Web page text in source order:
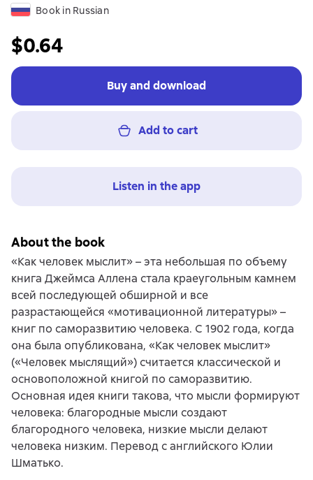
Book in Russian
$0.64
Buy and download
Add to cart
Listen in the app
About the book
«Как человек мыслит» – эта небольшая по объему
книга Джеймса Аллена стала краеугольным камнем
всей последующей обширной и все
разрастающейся «мотивационной литературы» –
книг по саморазвитию человека. С 1902 года, когда
она была опубликована, «Как человек мыслит»
(«Человек мыслящий») считается классической и
основоположной книгой по саморазвитию.
Основная идея книги такова, что мысли формируют
человека: благородные мысли создают
благородного человека, низкие мысли делают
человека низким. Перевод с английского Юлии
Шматько.